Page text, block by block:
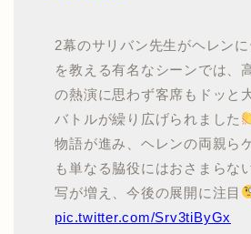
2幕のサリバン先生がヘレン
を教える有名なシーンでは、
の熱演に思わず客席もドッと
バトルが繰り広げられました
物語が進み、ヘレンの両親ら
も単なる脇役にはおさまらな
写が増え、今後の展開に注目
pic.twitter.com/Srv3tiByGx